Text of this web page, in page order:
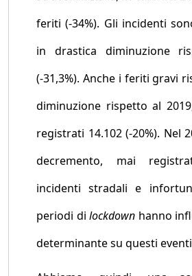
feriti (-34%). Gli incidenti
in drastica diminuzione
(-31,3%). Anche i feriti gravi
diminuzione rispetto al
registrati 14.102 (-20%). Nel
decremento, mai
incidenti stradali e
periodi di lockdown hanno
determinante su questi